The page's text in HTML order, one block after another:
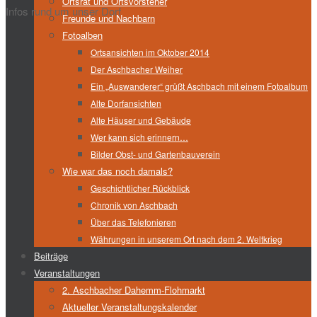
Infos rund um unser Dorf
Freunde und Nachbarn
Fotoalben
Ortsansichten im Oktober 2014
Der Aschbacher Weiher
Ein „Auswanderer“ grüßt Aschbach mit einem Fotoalbum
Alte Dorfansichten
Alte Häuser und Gebäude
Wer kann sich erinnern…
Bilder Obst- und Gartenbauverein
Wie war das noch damals?
Geschichtlicher Rückblick
Chronik von Aschbach
Über das Telefonieren
Währungen in unserem Ort nach dem 2. Weltkrieg
Beiträge
Veranstaltungen
2. Aschbacher Dahemm-Flohmarkt
Aktueller Veranstaltungskalender